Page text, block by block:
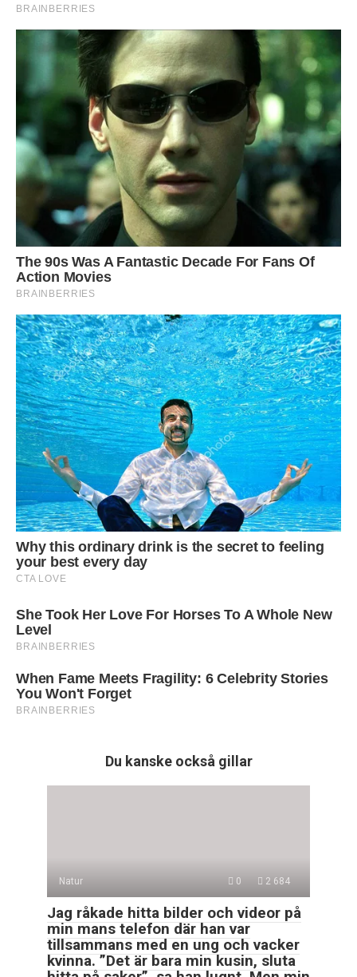
Du kanske också gillar
Natur 0 2 684
Jag råkade hitta bilder och videor på
min mans telefon där han var
tillsammans med en ung och vacker
kvinna. ”Det är bara min kusin, sluta